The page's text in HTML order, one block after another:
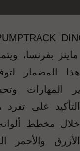
المضمار
المهارات
على تفرد
مخطط
والأحمر